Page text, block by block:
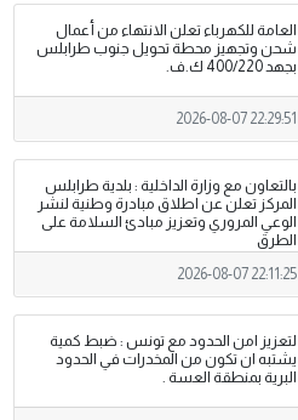
العامة للكهرباء تعلن الانتهاء من أعمال
شحن وتجهيز محطة تحويل جنوب طرابلس
بجهد 400/220 ك.ف.
2026-08-07 22:29:51
بالتعاون مع وزارة الداخلية : بلدية طرابلس
المركز تعلن عن اطلاق مبادرة وطنية لنشر
الوعي المروري وتعزيز مبادئ السلامة على
الطرق
2026-08-07 22:11:25
لتعزيز امن الحدود مع تونس : ضبط كمية
يشتبه ان تكون من المخدرات في الحدود
البرية بمنطقة العسة .